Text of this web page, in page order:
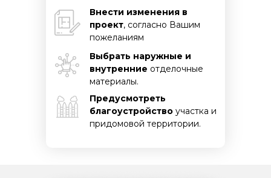
Внести изменения в
проект, согласно Вашим
пожеланиям
Выбрать наружные и
внутренние отделочные
материалы.
Предусмотреть
благоустройство участка и
придомовой территории.